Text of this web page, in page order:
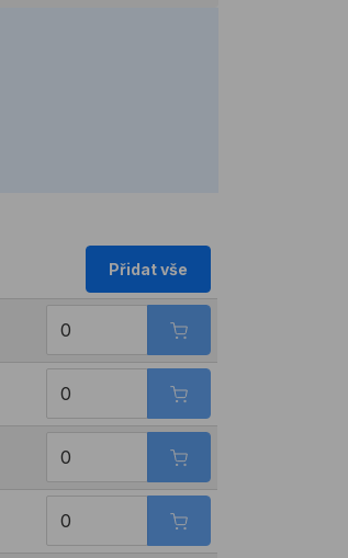
Přidat vše